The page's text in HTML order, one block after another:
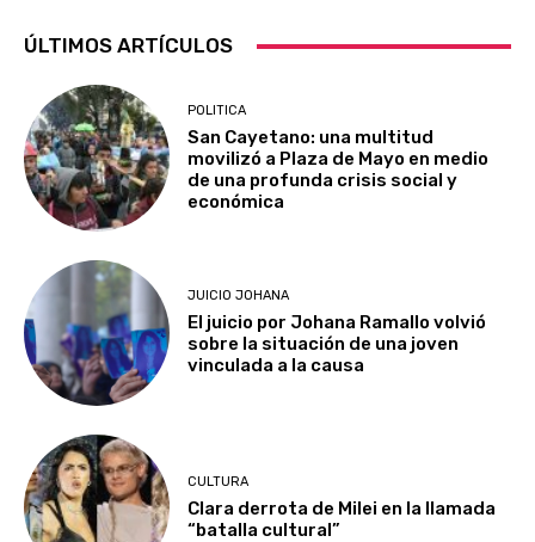
ÚLTIMOS ARTÍCULOS
POLITICA
San Cayetano: una multitud
movilizó a Plaza de Mayo en medio
de una profunda crisis social y
económica
JUICIO JOHANA
El juicio por Johana Ramallo volvió
sobre la situación de una joven
vinculada a la causa
CULTURA
Clara derrota de Milei en la llamada
“batalla cultural”